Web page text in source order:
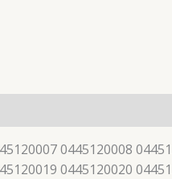
0445120008
0445120020